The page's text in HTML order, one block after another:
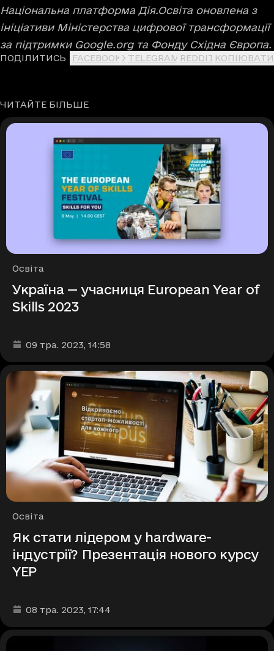
Національна платформа Дія.Освіта оновлена з
ініціативи Міністерства цифрової трансформації
за підтримки Google.org та Фонду Східна Європа.
ПОДІЛИТИСЬ FACEBOOK X TELEGRAM REDDIT КОПІЮВАТИ
ЧИТАЙТЕ БІЛЬШЕ
Рубрики
Освіта
Україна — учасниця European Year of
Skills 2023
Дата та час публікації
09 тра. 2023, 14:58
Рубрики
Освіта
Як стати лідером у hardware-
індустрії? Презентація нового курсу
YEP
Дата та час публікації
08 тра. 2023, 17:44